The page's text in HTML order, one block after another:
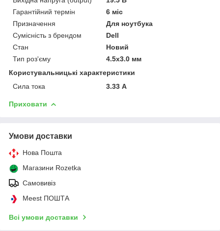
Гарантійний термін
6 міс
Призначення
Для ноутбука
Сумісність з брендом
Dell
Стан
Новий
Тип роз'єму
4.5x3.0 мм
Користувальницькі характеристики
Сила тока
3.33 А
Приховати
Умови доставки
Нова Пошта
Магазини Rozetka
Самовивіз
Meest ПОШТА
Всі умови доставки